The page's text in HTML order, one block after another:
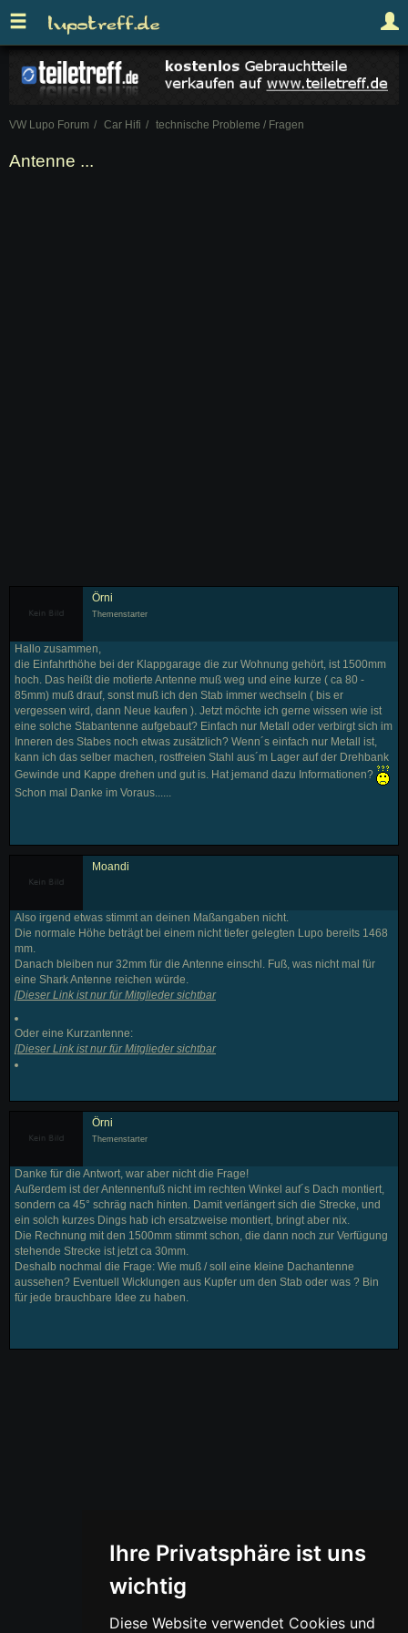
Ihre Privatsphäre ist uns
wichtig
Diese Website verwendet Cookies und
VW Lupo Forum Car Hifi technische Probleme / Fragen
Antenne ...
Örni
Themenstarter
Hallo zusammen,
die Einfahrthöhe bei der Klappgarage die zur Wohnung gehört, ist 1500mm
hoch. Das heißt die motierte Antenne muß weg und eine kurze ( ca 80 -
85mm) muß drauf, sonst muß ich den Stab immer wechseln ( bis er
vergessen wird, dann Neue kaufen ). Jetzt möchte ich gerne wissen wie ist
eine solche Stabantenne aufgebaut? Einfach nur Metall oder verbirgt sich im
Inneren des Stabes noch etwas zusätzlich? Wenn´s einfach nur Metall ist,
kann ich das selber machen, rostfreien Stahl aus´m Lager auf der Drehbank
Gewinde und Kappe drehen und gut is. Hat jemand dazu Informationen?
Schon mal Danke im Voraus......
Moandi
Also irgend etwas stimmt an deinen Maßangaben nicht.
Die normale Höhe beträgt bei einem nicht tiefer gelegten Lupo bereits 1468
mm.
Danach bleiben nur 32mm für die Antenne einschl. Fuß, was nicht mal für
eine Shark Antenne reichen würde.
[Dieser Link ist nur für Mitglieder sichtbar
Oder eine Kurzantenne:
[Dieser Link ist nur für Mitglieder sichtbar
Örni
Themenstarter
Danke für die Antwort, war aber nicht die Frage!
Außerdem ist der Antennenfuß nicht im rechten Winkel auf´s Dach montiert,
sondern ca 45° schräg nach hinten. Damit verlängert sich die Strecke, und
ein solch kurzes Dings hab ich ersatzweise montiert, bringt aber nix.
Die Rechnung mit den 1500mm stimmt schon, die dann noch zur Verfügung
stehende Strecke ist jetzt ca 30mm.
Deshalb nochmal die Frage: Wie muß / soll eine kleine Dachantenne
aussehen? Eventuell Wicklungen aus Kupfer um den Stab oder was ? Bin
für jede brauchbare Idee zu haben.